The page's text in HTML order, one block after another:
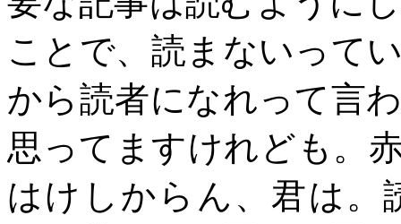
ことで、読まないって
から読者になれって言
思ってますけれども。
はけしからん、君は。